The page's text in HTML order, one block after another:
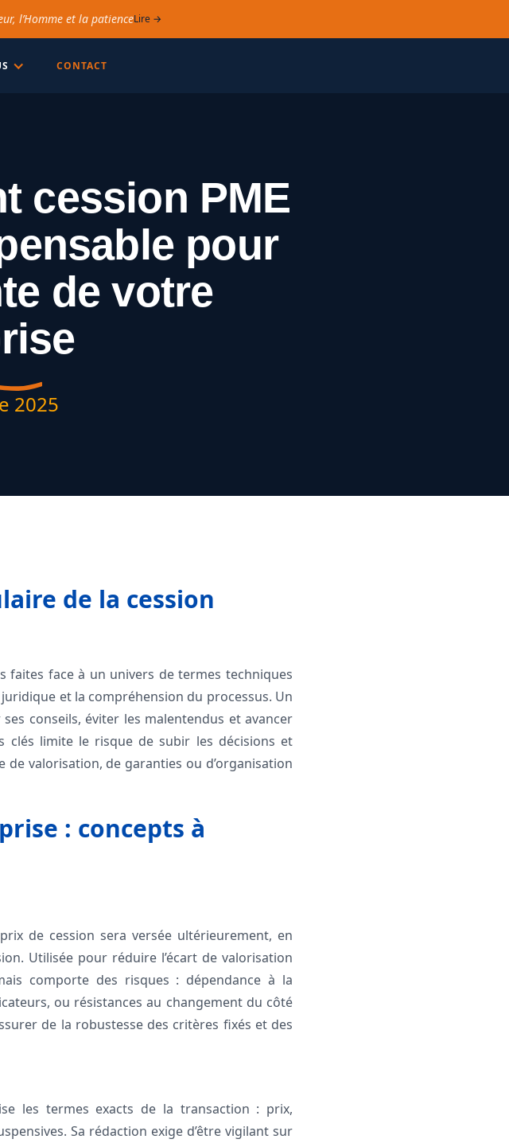
l’Homme et la patienceLire →
CONTACT
cession PME
pour
de votre
2025
de la cession
faites face à un univers de termes techniques
et la compréhension du processus. Un
conseils, éviter les malentendus et avancer
clés limite le risque de subir les décisions et
de valorisation, de garanties ou d’organisation
: concepts à
de cession sera versée ultérieurement, en
Utilisée pour réduire l’écart de valorisation
comporte des risques : dépendance à la
ou résistances au changement du côté
de la robustesse des critères fixés et des
les termes exacts de la transaction : prix,
Sa rédaction exige d’être vigilant sur